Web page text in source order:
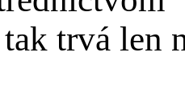
tak trvá len